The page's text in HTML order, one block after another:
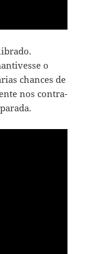
o
chances de
nos contra-